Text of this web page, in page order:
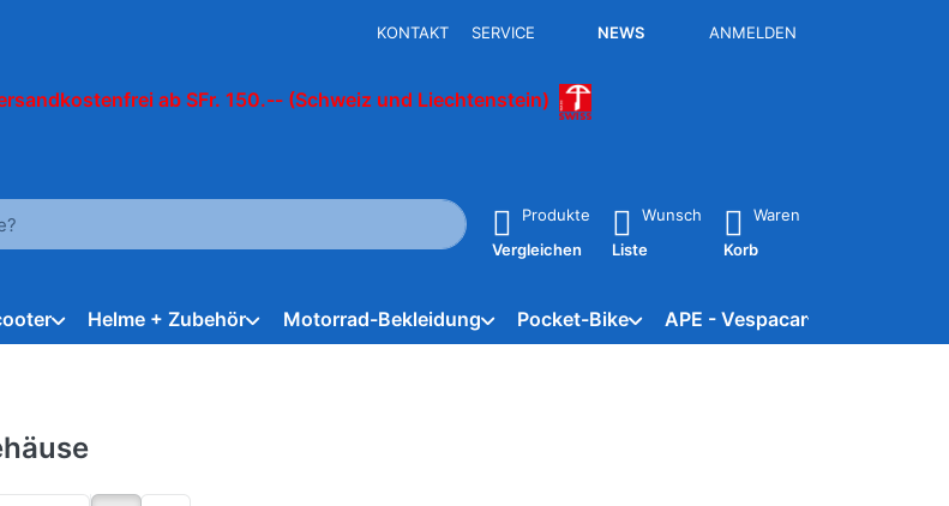
KONTAKT SERVICE NEWS ANMELDEN
ab SFr. 150.-- (Schweiz und Liechtenstein)
ein. Während Sie tippen, erscheinen automatisch erste Ergebnisse. Drücken Sie die Eingabetaste, um alle
Produkte
Vergleichen
Wunsch
Liste
Waren
Korb
Helme + Zubehör Motorrad-Bekleidung Pocket-Bike APE - Vespacar